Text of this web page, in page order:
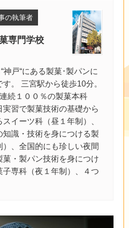
の執筆者
専門学校
神戸“にある製菓･製パンに
。 三宮駅から徒歩10分。
続１００％の製菓本科
実習で製菓技術の基礎から
イーツ科（昼１年制）、
知識・技術を身につける製
、全国的にも珍しい夜間
・製パン技術を身につけ
子専科（夜１年制）、４つ